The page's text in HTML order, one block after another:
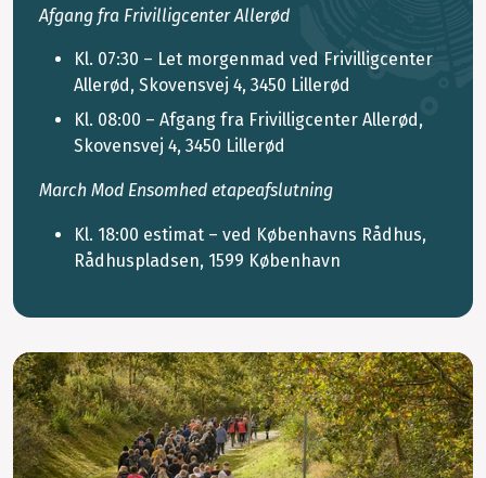
Afgang fra Frivilligcenter Allerød
Kl. 07:30 – Let morgenmad ved Frivilligcenter
Allerød, Skovensvej 4, 3450 Lillerød
Kl. 08:00 – Afgang fra Frivilligcenter Allerød,
Skovensvej 4, 3450 Lillerød
March Mod Ensomhed etapeafslutning
Kl. 18:00 estimat – ved Københavns Rådhus,
Rådhuspladsen, 1599 København